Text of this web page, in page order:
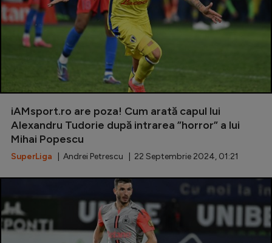
iAMsport.ro are poza! Cum arată capul lui
Alexandru Tudorie după intrarea ”horror” a lui
Mihai Popescu
SuperLiga | Andrei Petrescu | 22 Septembrie 2024, 01:21